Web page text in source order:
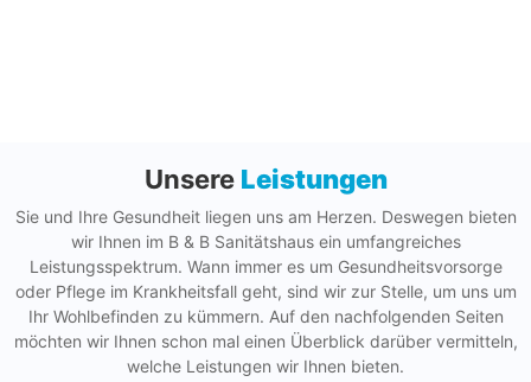
Unsere Leistungen
Sie und Ihre Gesundheit liegen uns am Herzen. Deswegen bieten
wir Ihnen im B & B Sanitätshaus ein umfangreiches
Leistungsspektrum. Wann immer es um Gesundheitsvorsorge
oder Pflege im Krankheitsfall geht, sind wir zur Stelle, um uns um
Ihr Wohlbefinden zu kümmern. Auf den nachfolgenden Seiten
möchten wir Ihnen schon mal einen Überblick darüber vermitteln,
welche Leistungen wir Ihnen bieten.